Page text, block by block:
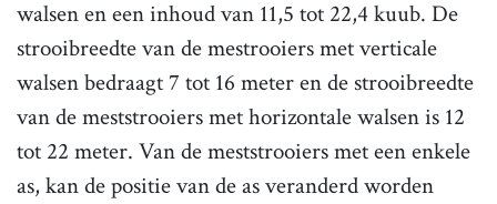
walsen en een inhoud van 11,5 tot 22,4 kuub. De
strooibreedte van de mestrooiers met verticale
walsen bedraagt 7 tot 16 meter en de strooibreedte
van de meststrooiers met horizontale walsen is 12
tot 22 meter. Van de meststrooiers met een enkele
as, kan de positie van de as veranderd worden